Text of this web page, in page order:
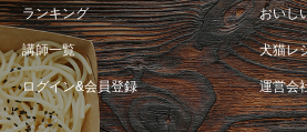
ランキング おいし
講師一覧 犬猫レ
ログイン&会員登録 運営会